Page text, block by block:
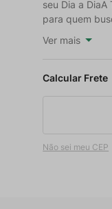
seu Dia a DiaA
para quem
Ver mais
Não sei meu CEP